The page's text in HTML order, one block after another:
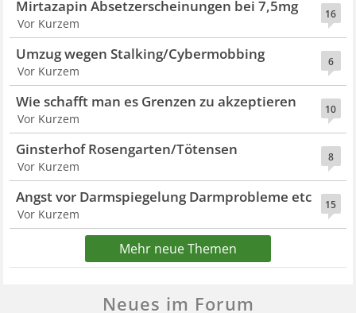
16
Mirtazapin Absetzerscheinungen bei 7,5mg
Vor Kurzem
6
Umzug wegen Stalking/Cybermobbing
Vor Kurzem
10
Wie schafft man es Grenzen zu akzeptieren
Vor Kurzem
8
Ginsterhof Rosengarten/Tötensen
Vor Kurzem
15
Angst vor Darmspiegelung Darmprobleme etc
Vor Kurzem
Mehr neue Themen
Neues im Forum